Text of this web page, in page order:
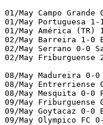
01/May Campo
01/May Portuguesa 1-
01/May América (TR)
02/May Barreira 1-0
02/May Serrano 0-0
02/May Friburguense
08/May Madureira 0-0
08/May Entrerriense
08/May Mesquita 0-0
09/May Friburguense
09/May Goytacaz 0-0
09/May Olympico FC